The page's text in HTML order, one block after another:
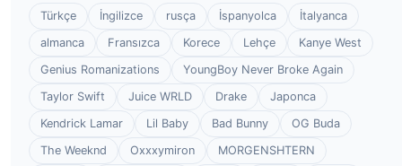
Türkçe İngilizce rusça İspanyolca
İtalyanca
almanca
Fransızca Korece Lehçe
Kanye West
Genius Romanizations
YoungBoy Never Broke Again
Taylor Swift
Juice WRLD Drake
Japonca
Kendrick Lamar
Lil Baby Bad Bunny
OG Buda
The Weeknd
Oxxxymiron
MORGENSHTERN